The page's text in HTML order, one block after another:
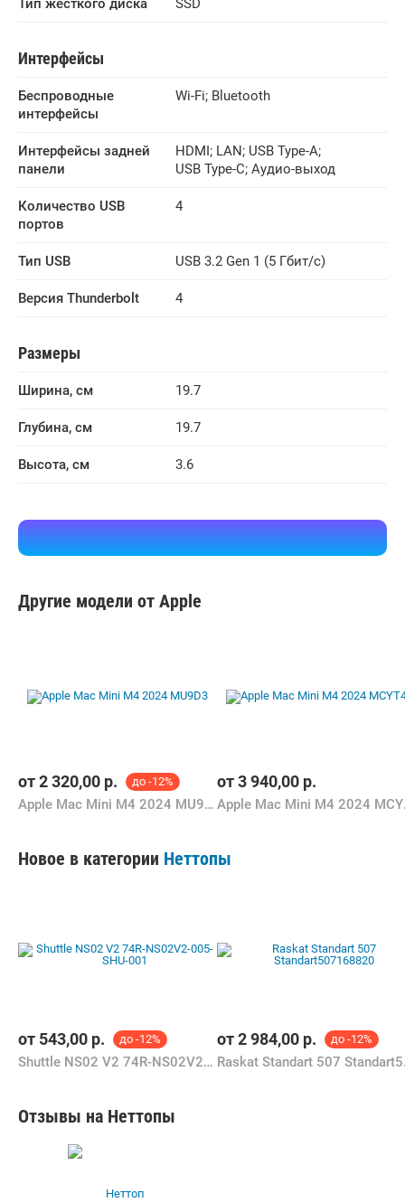
Тип жесткого диска SSD
Интерфейсы
Беспроводные
интерфейсы
Wi-Fi; Bluetooth
Интерфейсы задней
панели
HDMI; LAN; USB Type-A;
USB Type-C; Аудио-выход
Количество USB
портов
4
Тип USB USB 3.2 Gen 1 (5 Гбит/с)
Версия Thunderbolt 4
Размеры
Ширина, см 19.7
Глубина, см 19.7
Высота, см 3.6
Другие модели от Apple
от2 320,00 р. до -12%
Apple Mac Mini M4 2024 MU9D3
от3 940,00 р.
Новое в категории Неттопы
от 543,00 р. до -12%
Shuttle NS02 V2 74R-NS02V2-005-SHU-001
от2 984,00 р. до -12%
Отзывы на Неттопы